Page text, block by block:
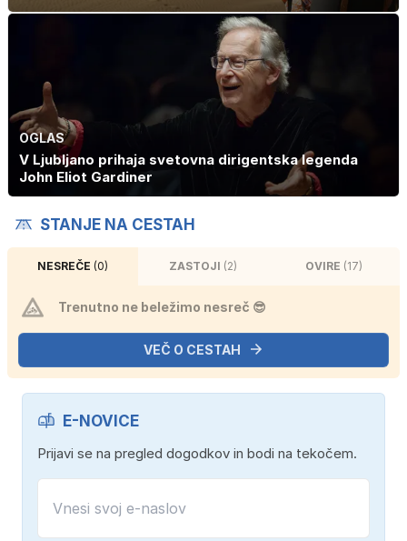
OGLAS
V Ljubljano prihaja svetovna dirigentska legenda
John Eliot Gardiner
STANJE NA CESTAH
NESREČE (0) ZASTOJI (2) OVIRE (17)
Trenutno ne beležimo nesreč 😎
VEČ O CESTAH
E-NOVICE
Prijavi se na pregled dogodkov in bodi na tekočem.